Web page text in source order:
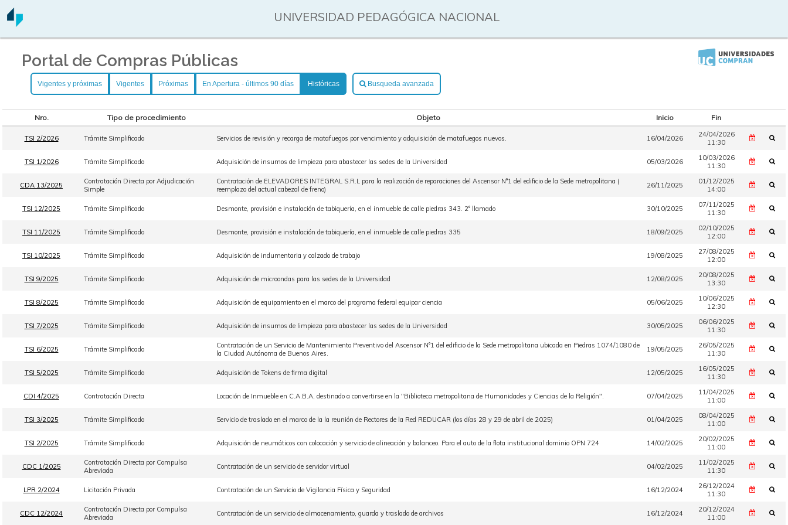
UNIVERSIDAD PEDAGÓGICA NACIONAL
Portal de Compras Públicas
Vigentes y próximas Vigentes Próximas En Apertura - últimos 90 días Históricas Busqueda avanzada
Nro. Tipo de procedimiento Objeto Inicio Fin
TSI 2/2026 Trámite Simplificado Servicios de revisión y recarga de matafuegos por vencimiento y adquisición de matafuegos nuevos. 16/04/2026
24/04/2026
11:30
TSI 1/2026 Trámite Simplificado Adquisición de insumos de limpieza para abastecer las sedes de la Universidad 05/03/2026
10/03/2026
11:30
CDA 13/2025
Contratación Directa por Adjudicación
Simple
Contratación de ELEVADORES INTEGRAL S.R.L para la realización de reparaciones del Ascensor N°1 del edificio de la Sede metropolitana (
reemplazo del actual cabezal de freno)
26/11/2025
01/12/2025
14:00
TSI 12/2025 Trámite Simplificado Desmonte, provisión e instalación de tabiquería, en el inmueble de calle piedras 343. 2° llamado 30/10/2025
07/11/2025
11:30
TSI 11/2025 Trámite Simplificado Desmonte, provisión e instalación de tabiquería, en el inmueble de calle piedras 335 18/09/2025
02/10/2025
12:00
TSI 10/2025 Trámite Simplificado Adquisición de indumentaria y calzado de trabajo 19/08/2025
27/08/2025
12:00
TSI 9/2025 Trámite Simplificado Adquisición de microondas para las sedes de la Universidad 12/08/2025
20/08/2025
13:30
TSI 8/2025 Trámite Simplificado Adquisición de equipamiento en el marco del programa federal equipar ciencia 05/06/2025
10/06/2025
12:30
TSI 7/2025 Trámite Simplificado Adquisición de insumos de limpieza para abastecer las sedes de la Universidad 30/05/2025
06/06/2025
11:30
TSI 6/2025 Trámite Simplificado
Contratación de un Servicio de Mantenimiento Preventivo del Ascensor N°1 del edificio de la Sede metropolitana ubicada en Piedras 1074/1080 de
la Ciudad Autónoma de Buenos Aires.
19/05/2025
26/05/2025
11:30
TSI 5/2025 Trámite Simplificado Adquisición de Tokens de firma digital 12/05/2025
16/05/2025
11:30
CDI 4/2025 Contratación Directa Locación de Inmueble en C.A.B.A, destinado a convertirse en la "Biblioteca metropolitana de Humanidades y Ciencias de la Religión". 07/04/2025
11/04/2025
11:00
TSI 3/2025 Trámite Simplificado Servicio de traslado en el marco de la la reunión de Rectores de la Red REDUCAR (los días 28 y 29 de abril de 2025) 01/04/2025
08/04/2025
11:00
TSI 2/2025 Trámite Simplificado Adquisición de neumáticos con colocación y servicio de alineación y balanceo. Para el auto de la flota institucional dominio OPN 724 14/02/2025
20/02/2025
11:00
CDC 1/2025
Contratación Directa por Compulsa
Abreviada
Contratación de un servicio de servidor virtual 04/02/2025
11/02/2025
11:30
LPR 2/2024 Licitación Privada Contratación de un Servicio de Vigilancia Física y Seguridad 16/12/2024
26/12/2024
11:30
CDC 12/2024
Contratación Directa por Compulsa
Abreviada
Contratación de un servicio de almacenamiento, guarda y traslado de archivos 16/12/2024
20/12/2024
11:00